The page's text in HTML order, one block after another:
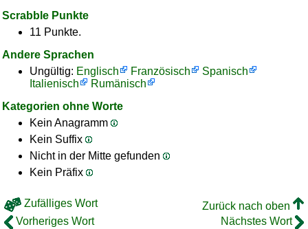
Scrabble Punkte
11 Punkte.
Andere Sprachen
Ungültig: Englisch Französisch
Spanisch
Italienisch
Rumänisch
Kategorien ohne Worte
Kein Anagramm
Kein Suffix
Nicht in der Mitte gefunden
Kein Präfix
Zufälliges Wort
Zurück nach oben
Vorheriges Wort
Nächstes Wort